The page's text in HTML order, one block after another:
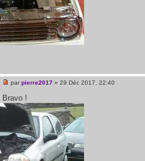
par pierre2017» 29 Déc 2017, 22:40
Bravo !